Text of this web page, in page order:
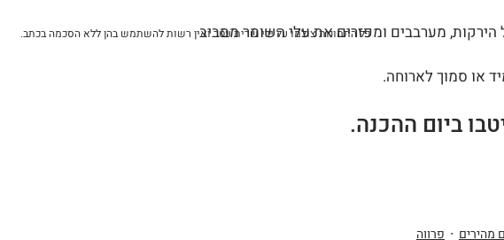
ביום ההכנה.
מהירים פרווה
כל התמונות צולמו על ידי שרית עטר ואין רשות להשתמש בהן ללא הסכמה בכתב.